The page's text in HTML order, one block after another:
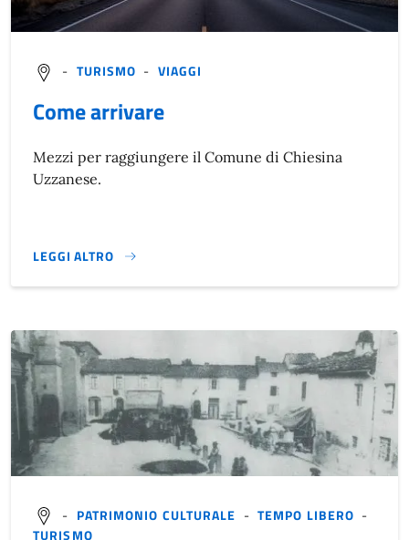
- TURISMO - VIAGGI
Come arrivare
Mezzi per raggiungere il Comune di Chiesina
Uzzanese.
LEGGI ALTRO
COME ARRIVARE}
- PATRIMONIO CULTURALE -TEMPO LIBERO -
TURISMO